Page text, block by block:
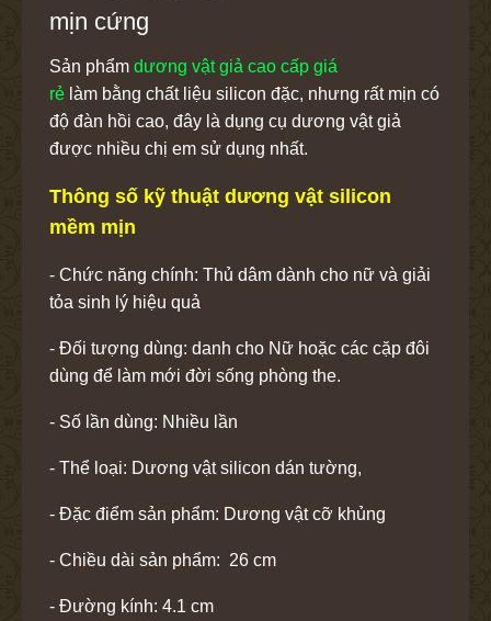
mịn cứng
Sản phẩm dương vật giả cao cấp giá
rẻ làm bằng chất liệu silicon đặc, nhưng rất mịn có
độ đàn hồi cao, đây là dụng cụ dương vật giả
được nhiều chị em sử dụng nhất.
Thông số kỹ thuật dương vật silicon
mềm mịn
- Chức năng chính: Thủ dâm dành cho nữ và giải
tỏa sinh lý hiệu quả
- Đối tượng dùng: danh cho Nữ hoặc các cặp đôi
dùng để làm mới đời sống phòng the.
- Số lần dùng: Nhiều lần
- Thể loại: Dương vật silicon dán tường,
- Đặc điểm sản phẩm: Dương vật cỡ khủng
- Chiều dài sản phẩm: 26 cm
- Đường kính: 4.1 cm